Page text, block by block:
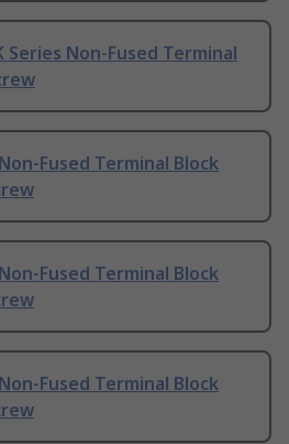
Series Non-Fused Terminal
Fused Terminal Block
Fused Terminal Block
Fused Terminal Block